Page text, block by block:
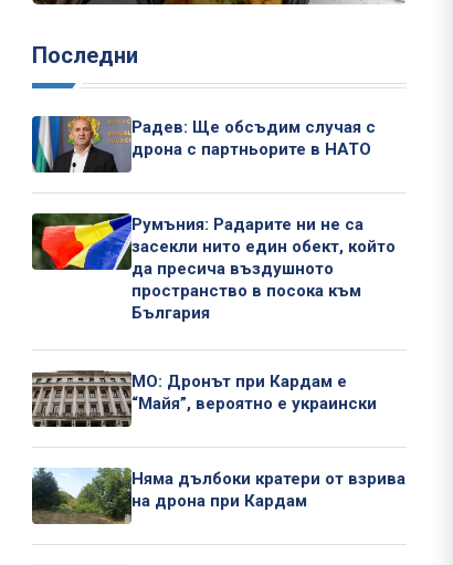
Последни
Радев: Ще обсъдим случая с
дрона с партньорите в НАТО
Румъния: Радарите ни не са
засекли нито един обект, който
да пресича въздушното
пространство в посока към
България
МО: Дронът при Кардам е
“Майя”, вероятно е украински
Няма дълбоки кратери от взрива
на дрона при Кардам